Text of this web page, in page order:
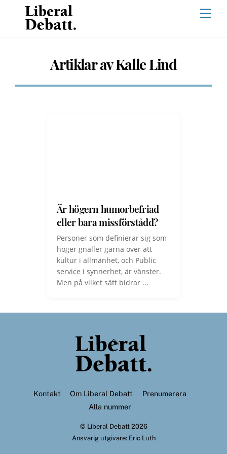
content
Artiklar av Kalle Lind
Är högern humorbefriad
eller bara missförstådd?
Personer som definierar sig som
höger gnäller gärna över att
kultur i allmänhet, och Public
service i synnerhet, är vänster.
Men på vilket sätt bidrar ...
Back
To
Top
Kontakt Om Liberal Debatt
Prenumerera
Alla nummer
© Liberal Debatt2026
Ansvarig utgivare: Eric Luth